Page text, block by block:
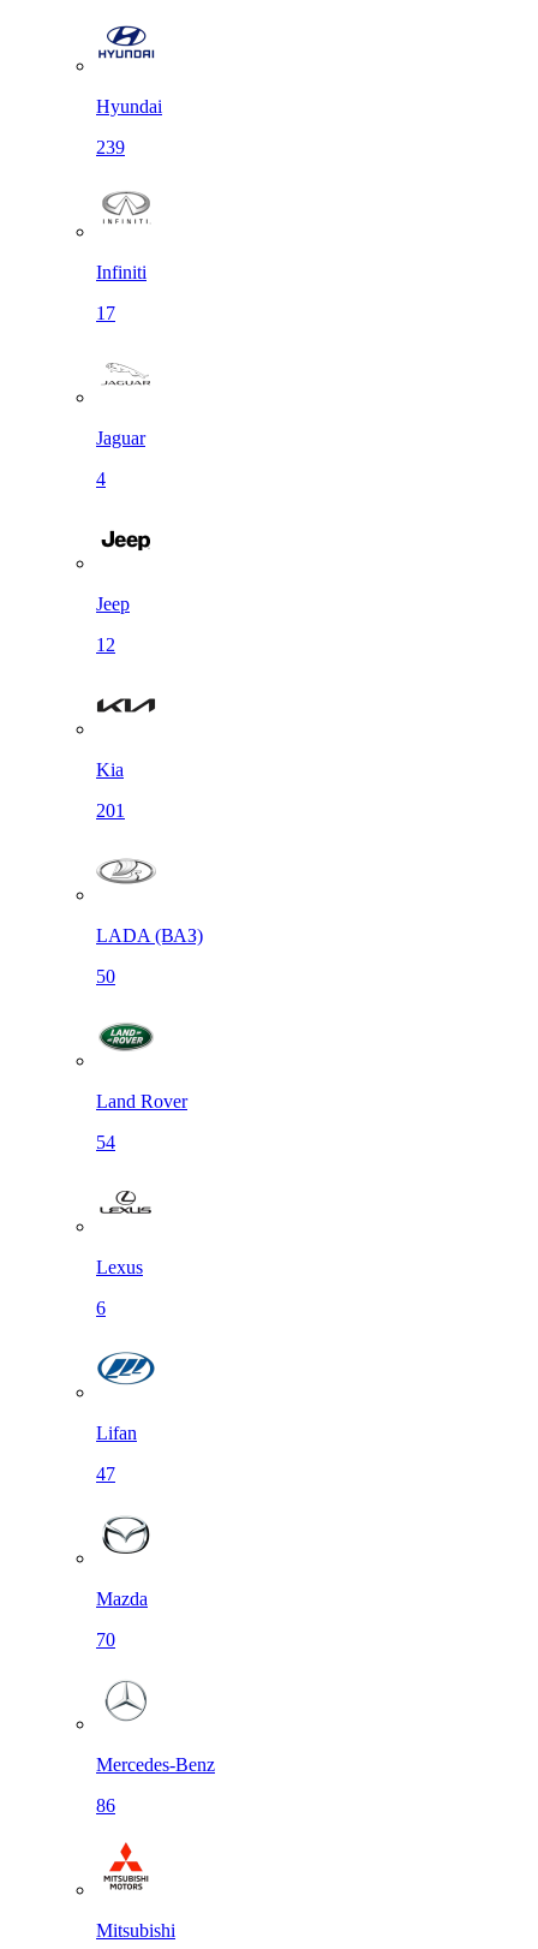
Hyundai
239
Infiniti
17
Jaguar
4
Jeep
12
Kia
201
LADA (ВАЗ)
50
Land Rover
54
Lexus
6
Lifan
47
Mazda
70
Mercedes-Benz
86
Mitsubishi